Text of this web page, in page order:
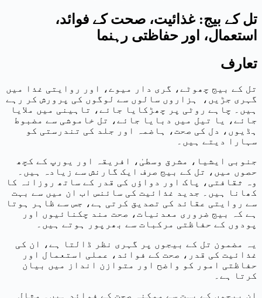
تل کے بیج: غذائیت، صحت کے فوائد،
استعمال، اور حفاظتی رہنما
تعارف
تل کے بیج چھوٹے، گری دار میوے، اور روایتی غذا میں
گہری جڑیں، ہزاروں سالوں سے لوگوں کی پرورش کر رہے
ہیں۔ چاہے روٹی پر چھڑکایا جائے، تاہینی میں ملایا
جائے، یا تیل میں دبایا جائے، تل خاموشی سے مضبوط
ہڈیوں، دل کی صحت، ہاضمہ اور جلد کی تندرستی کو
سہارا دیتے ہیں۔
جنوبی ایشیا، مشرق وسطیٰ، افریقہ اور یورپ کے کچھ
حصوں میں، تل کے بیج صرف ایک گارنش سے زیادہ ہیں۔
وہ ثقافتی، پاک اور دواؤں کی قدر کے ساتھ روزانہ کا
کھانا ہیں۔ جدید غذائیت کی سائنس اب ان میں سے بہت
سے روایتی عقائد کی تصدیق کرتی ہے، جس سے ظاہر ہوتا
ہے کہ بیج ضروری معدنیات، صحت مند چکنائیوں اور
پودوں کے حفاظتی مرکبات سے بھرپور ہوتے ہیں۔
یہ مضمون تل کے بیجوں پر گہری نظر ڈالتا ہے، ان کی
غذائیت کی قدر، صحت کے فوائد، عملی استعمال اور
حفاظتی امور کو واضح اور متوازن انداز میں بیان
کرتا ہے۔